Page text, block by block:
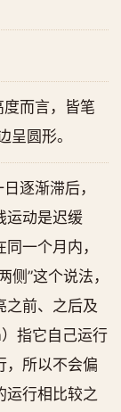
而言，皆笔
呈圆形。
逐渐滞后，
运动是迟缓
一个月内，
”这个说法，
之前、之后及
指它自己运行
，所以不会偏
运行相比较之